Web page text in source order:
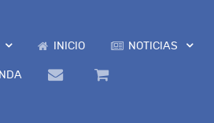
INICIO NOTICIAS